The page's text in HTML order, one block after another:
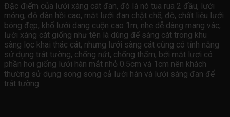
Đặc điểm của lưới xàng cát đan, đó là nó tua rua 2 đầu, lưới
mỏng, độ đàn hồi cao, mắt lưới đan chặt chẽ, độ, chất liệu lưới
bóng đẹp, khổ lưới dang cuộn cao 1m, nhẹ dễ dàng mang vác,
lưới xàng cát giống như tên là dùng để sàng cát trong khu
sàng lọc khai thác cát, nhưng lưới sàng cát cũng có tính năng
sử dụng trát tường, chống nứt, chống thấm, bởi mắt lươi có
phần hơi giống lưới hàn mắt nhỏ 0.5cm và 1cm nên khách
thường sử dụng song song cả lưới hàn và lưới sàng đan để
trát tường.